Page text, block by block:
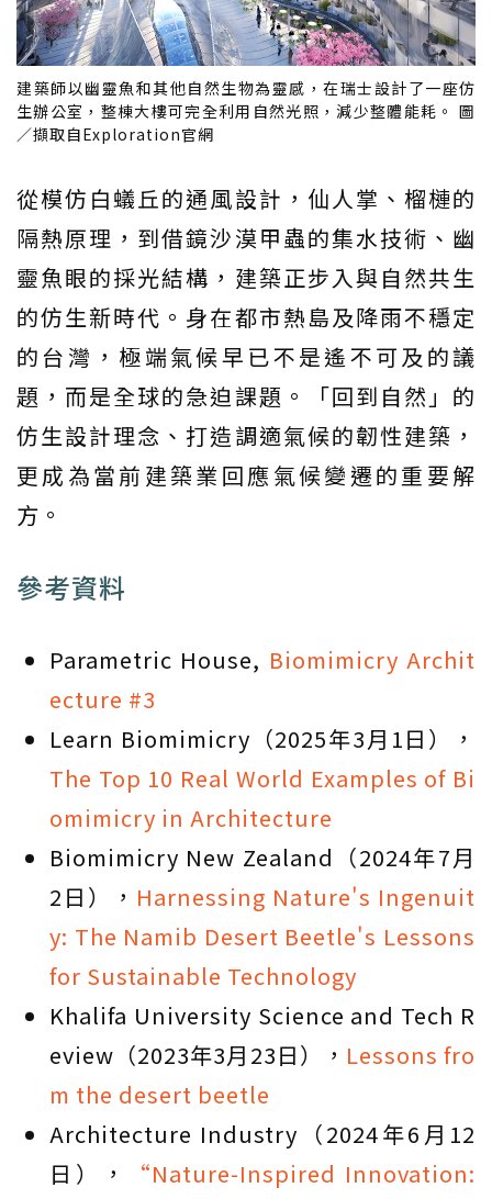
建築師以幽靈魚和其他自然生物為靈感，在瑞士設計了一座仿
生辦公室，整棟大樓可完全利用自然光照，減少整體能耗。 圖
／擷取自Exploration官網
從模仿白蟻丘的通風設計，仙人掌、榴槤的
隔熱原理，到借鏡沙漠甲蟲的集水技術、幽
靈魚眼的採光結構，建築正步入與自然共生
的仿生新時代。身在都市熱島及降雨不穩定
的台灣，極端氣候早已不是遙不可及的議
題，而是全球的急迫課題。「回到自然」的
仿生設計理念、打造調適氣候的韌性建築，
更成為當前建築業回應氣候變遷的重要解
方。
參考資料
Parametric House, Biomimicry Archit
ecture #3
Learn Biomimicry（2025年3月1日），
The Top 10 Real World Examples of Bi
omimicry in Architecture
Biomimicry New Zealand（2024年7月
2日）， Harnessing Nature's Ingenuit
y: The Namib Desert Beetle's Lessons
for Sustainable Technology
Khalifa University Science and Tech R
eview（2023年3月23日）， Lessons fro
m the desert beetle
Architecture Industry（2024年6月12
日），
“Nature-Inspired Innovation: